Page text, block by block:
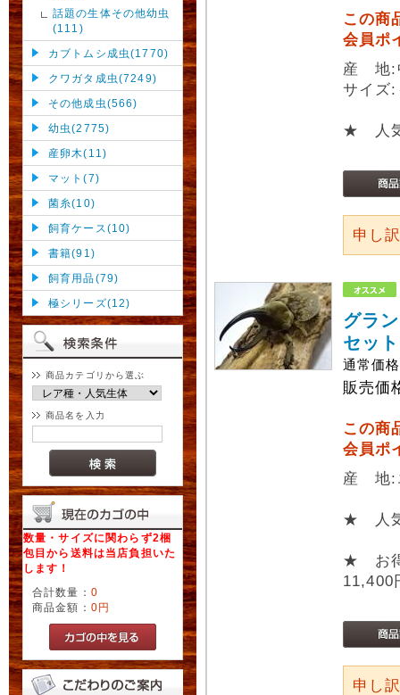
話題の生体その他幼虫
(111)
カブトムシ成虫(1770)
クワガタ成虫(7249)
その他成虫(566)
幼虫(2775)
産卵木(11)
マット(7)
菌糸(10)
飼育ケース(10)
書籍(91)
飼育用品(79)
極シリーズ(12)
商品カテゴリから選ぶ
商品名を入力
数量・サイズに関わらず2梱
包目から送料は当店負担いた
します！
合計数量： 0
商品金額： 0円
この商
会員ポ
産 地:
サイ
★ 人気
申し
グラ
セット
通常価
販売価
この商
会員ポ
産 地:
★ 人気
★ お
申し